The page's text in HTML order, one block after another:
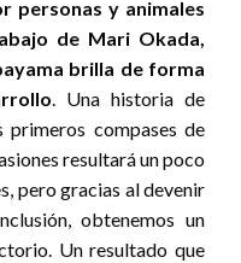
personas y animales
de Mari Okada,
brilla de forma
. Una historia de
primeros compases de
resultará un poco
pero gracias al devenir
obtenemos un
Un resultado que